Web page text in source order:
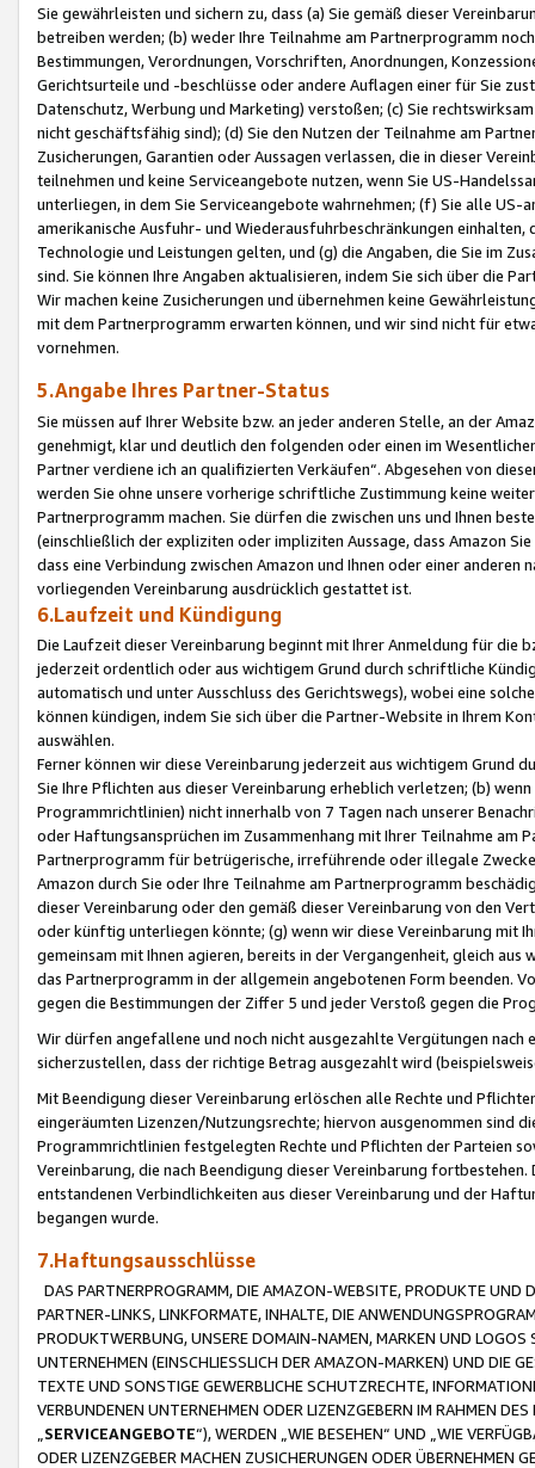
Sie gewährleisten und sichern zu, dass (a) Sie gemäß dieser
betreiben werden; (b) weder Ihre Teilnahme am Partnerprogramm
Bestimmungen, Verordnungen, Vorschriften, Anordnungen,
Gerichtsurteile und -beschlüsse oder andere Auflagen einer für Sie
Datenschutz, Werbung und Marketing) verstoßen; (c) Sie
nicht geschäftsfähig sind); (d) Sie den Nutzen der Teilnahme am
Zusicherungen, Garantien oder Aussagen verlassen, die in dieser
teilnehmen und keine Serviceangebote nutzen, wenn Sie US-
unterliegen, in dem Sie Serviceangebote wahrnehmen; (f) Sie alle
amerikanische Ausfuhr- und Wiederausfuhrbeschränkungen
Technologie und Leistungen gelten, und (g) die Angaben, die Sie im
sind. Sie können Ihre Angaben aktualisieren, indem Sie sich über die
Wir machen keine Zusicherungen und übernehmen keine
mit dem Partnerprogramm erwarten können, und wir sind nicht für
vornehmen.
5.Angabe Ihres Partner-Status
Sie müssen auf Ihrer Website bzw. an jeder anderen Stelle, an der
genehmigt, klar und deutlich den folgenden oder einen im
Partner verdiene ich an qualifizierten Verkäufen“. Abgesehen von
werden Sie ohne unsere vorherige schriftliche Zustimmung keine
Partnerprogramm machen. Sie dürfen die zwischen uns und Ihnen
(einschließlich der expliziten oder impliziten Aussage, dass Amazon
dass eine Verbindung zwischen Amazon und Ihnen oder einer
vorliegenden Vereinbarung ausdrücklich gestattet ist.
6.Laufzeit und Kündigung
Die Laufzeit dieser Vereinbarung beginnt mit Ihrer Anmeldung für die
jederzeit ordentlich oder aus wichtigem Grund durch schriftliche
automatisch und unter Ausschluss des Gerichtswegs), wobei eine
können kündigen, indem Sie sich über die Partner-Website in Ihrem
auswählen.
Ferner können wir diese Vereinbarung jederzeit aus wichtigem Grund
Sie Ihre Pflichten aus dieser Vereinbarung erheblich verletzen; (b)
Programmrichtlinien) nicht innerhalb von 7 Tagen nach unserer
oder Haftungsansprüchen im Zusammenhang mit Ihrer Teilnahme am
Partnerprogramm für betrügerische, irreführende oder illegale
Amazon durch Sie oder Ihre Teilnahme am Partnerprogramm
dieser Vereinbarung oder den gemäß dieser Vereinbarung von den
oder künftig unterliegen könnte; (g) wenn wir diese Vereinbarung mit
gemeinsam mit Ihnen agieren, bereits in der Vergangenheit, gleich
das Partnerprogramm in der allgemein angebotenen Form beenden.
gegen die Bestimmungen der Ziffer 5 und jeder Verstoß gegen die
Wir dürfen angefallene und noch nicht ausgezahlte Vergütungen
sicherzustellen, dass der richtige Betrag ausgezahlt wird
Mit Beendigung dieser Vereinbarung erlöschen alle Rechte und
eingeräumten Lizenzen/Nutzungsrechte; hiervon ausgenommen sind
Programmrichtlinien festgelegten Rechte und Pflichten der Parteien
Vereinbarung, die nach Beendigung dieser Vereinbarung
entstandenen Verbindlichkeiten aus dieser Vereinbarung und der
begangen wurde.
7.Haftungsausschlüsse
DAS PARTNERPROGRAMM, DIE AMAZON-WEBSITE, PRODUKTE UND
PARTNER-LINKS, LINKFORMATE, INHALTE, DIE
PRODUKTWERBUNG, UNSERE DOMAIN-NAMEN, MARKEN UND
UNTERNEHMEN (EINSCHLIESSLICH DER AMAZON-MARKEN) UND DIE
TEXTE UND SONSTIGE GEWERBLICHE SCHUTZRECHTE,
VERBUNDENEN UNTERNEHMEN ODER LIZENZGEBERN IM RAHMEN
SERVICEANGEBOTE“), WERDEN „WIE BESEHEN“ UND „WIE
ODER LIZENZGEBER MACHEN ZUSICHERUNGEN ODER ÜBERNEHMEN